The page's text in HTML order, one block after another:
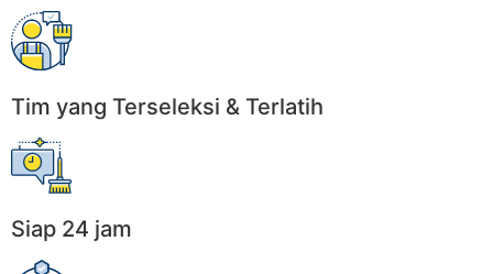
Tim yang Terseleksi & Terlatih
Siap 24 jam